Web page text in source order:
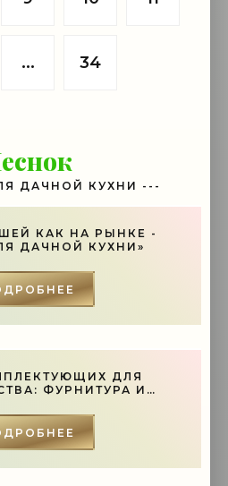
... 34
ДАЧНОЙ КУХНИ ---
КАК НА РЫНКЕ -
ДАЧНОЙ КУХНИ»
ДЛЯ
ФУРНИТУРА И